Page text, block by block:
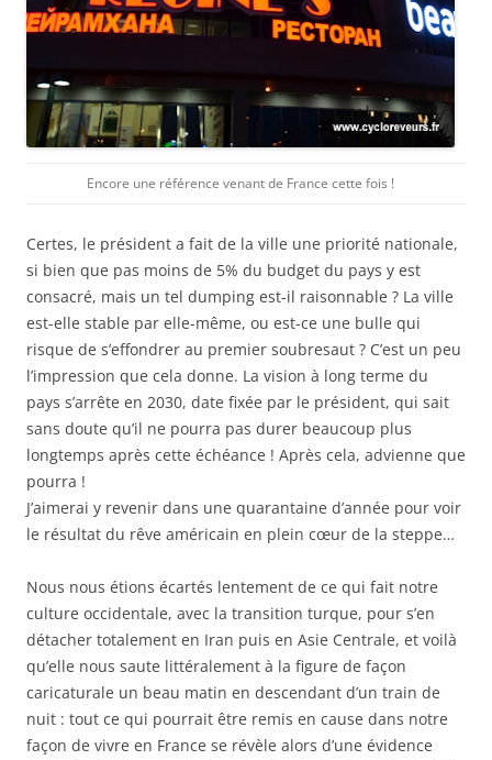
Encore une référence venant de France cette fois !
Certes, le président a fait de la ville une priorité nationale,
si bien que pas moins de 5% du budget du pays y est
consacré, mais un tel dumping est-il raisonnable ? La ville
est-elle stable par elle-même, ou est-ce une bulle qui
risque de s’effondrer au premier soubresaut ? C’est un peu
l’impression que cela donne. La vision à long terme du
pays s’arrête en 2030, date fixée par le président, qui sait
sans doute qu’il ne pourra pas durer beaucoup plus
longtemps après cette échéance ! Après cela, advienne que
pourra !
J’aimerai y revenir dans une quarantaine d’année pour voir
le résultat du rêve américain en plein cœur de la steppe…
Nous nous étions écartés lentement de ce qui fait notre
culture occidentale, avec la transition turque, pour s’en
détacher totalement en Iran puis en Asie Centrale, et voilà
qu’elle nous saute littéralement à la figure de façon
caricaturale un beau matin en descendant d’un train de
nuit : tout ce qui pourrait être remis en cause dans notre
façon de vivre en France se révèle alors d’une évidence